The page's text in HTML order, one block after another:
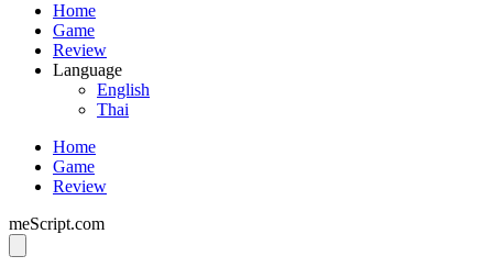
Home
Game
Review
Language
English
Thai
Home
Game
Review
meScript.com